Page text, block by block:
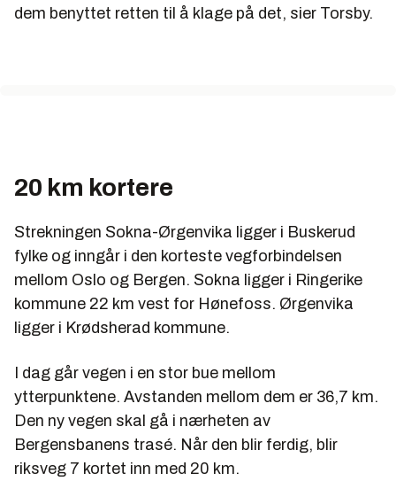
dem benyttet retten til å klage på det, sier Torsby.
20 km kortere
Strekningen Sokna-Ørgenvika ligger i Buskerud
fylke og inngår i den korteste vegforbindelsen
mellom Oslo og Bergen. Sokna ligger i Ringerike
kommune 22 km vest for Hønefoss. Ørgenvika
ligger i Krødsherad kommune.
I dag går vegen i en stor bue mellom
ytterpunktene. Avstanden mellom dem er 36,7 km.
Den ny vegen skal gå i nærheten av
Bergensbanens trasé. Når den blir ferdig, blir
riksveg 7 kortet inn med 20 km.